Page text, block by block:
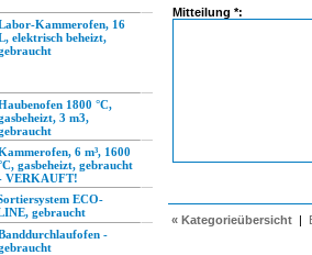
Kammerofen, 16
elektrisch beheizt,
1800 °C,
3 m3,
6 m³, 1600
gasbeheizt, gebraucht
VERKAUFT!
ECO-
gebraucht
-
Mitteilung *:
« Kategorieübersicht |